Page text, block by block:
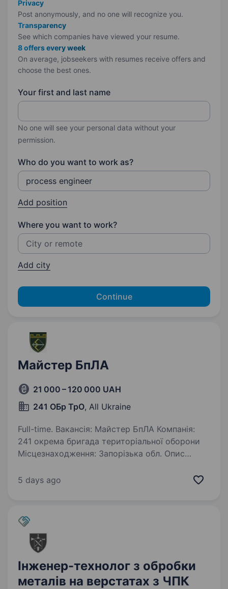
Privacy
Post anonymously, and no one will recognize you.
Transparency
See which companies have viewed your resume.
8 offers every week
On average, jobseekers with resumes receive offers and
choose the best ones.
Your first and last name
No one will see your personal data without your
permission.
Who do you want to work as?
Add position
Where you want to work?
Add city
Continue
Майстер БпЛА
21 000 – 120 000 UAH
241 ОБр ТрО, All Ukraine
Full-time. Вакансія: Майстер БпЛА Компанія:
241 окрема бригада територіальної оборони
Місцезнаходження: Запорізька обл. Опис
оборони була сформована на початку
5 days ago
Інженер-технолог з обробки
металів на верстатах з ЧПК